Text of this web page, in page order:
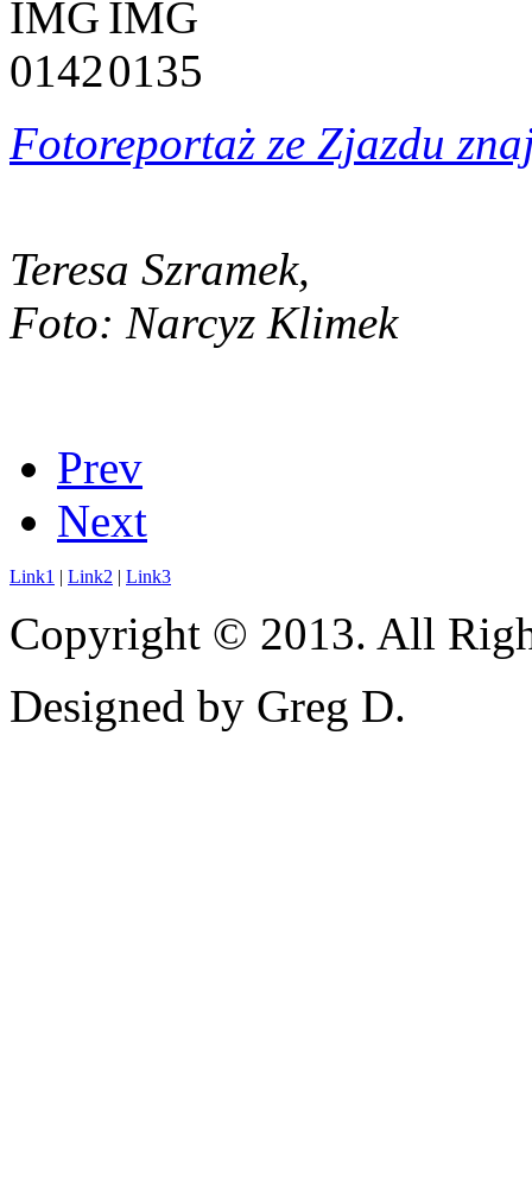
Fotoreportaż ze Zjazdu
Teresa Szramek,
Foto: Narcyz Klimek
Prev
Next
Link1 | Link2 | Link3
Copyright © 2013. All
Designed by Greg D.